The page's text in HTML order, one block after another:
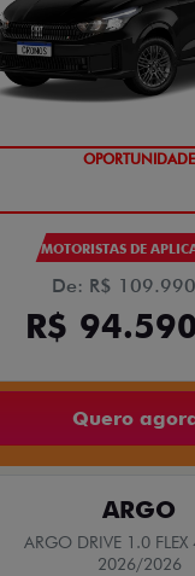
OPORTUNIDADE
MOTORISTAS DE
De: R$
R$
Quero
ARGO
ARGO DRIVE 1.0
2026/2026